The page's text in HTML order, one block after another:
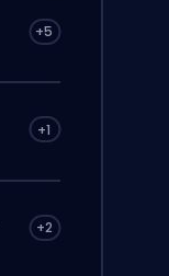
+5
+1
+2